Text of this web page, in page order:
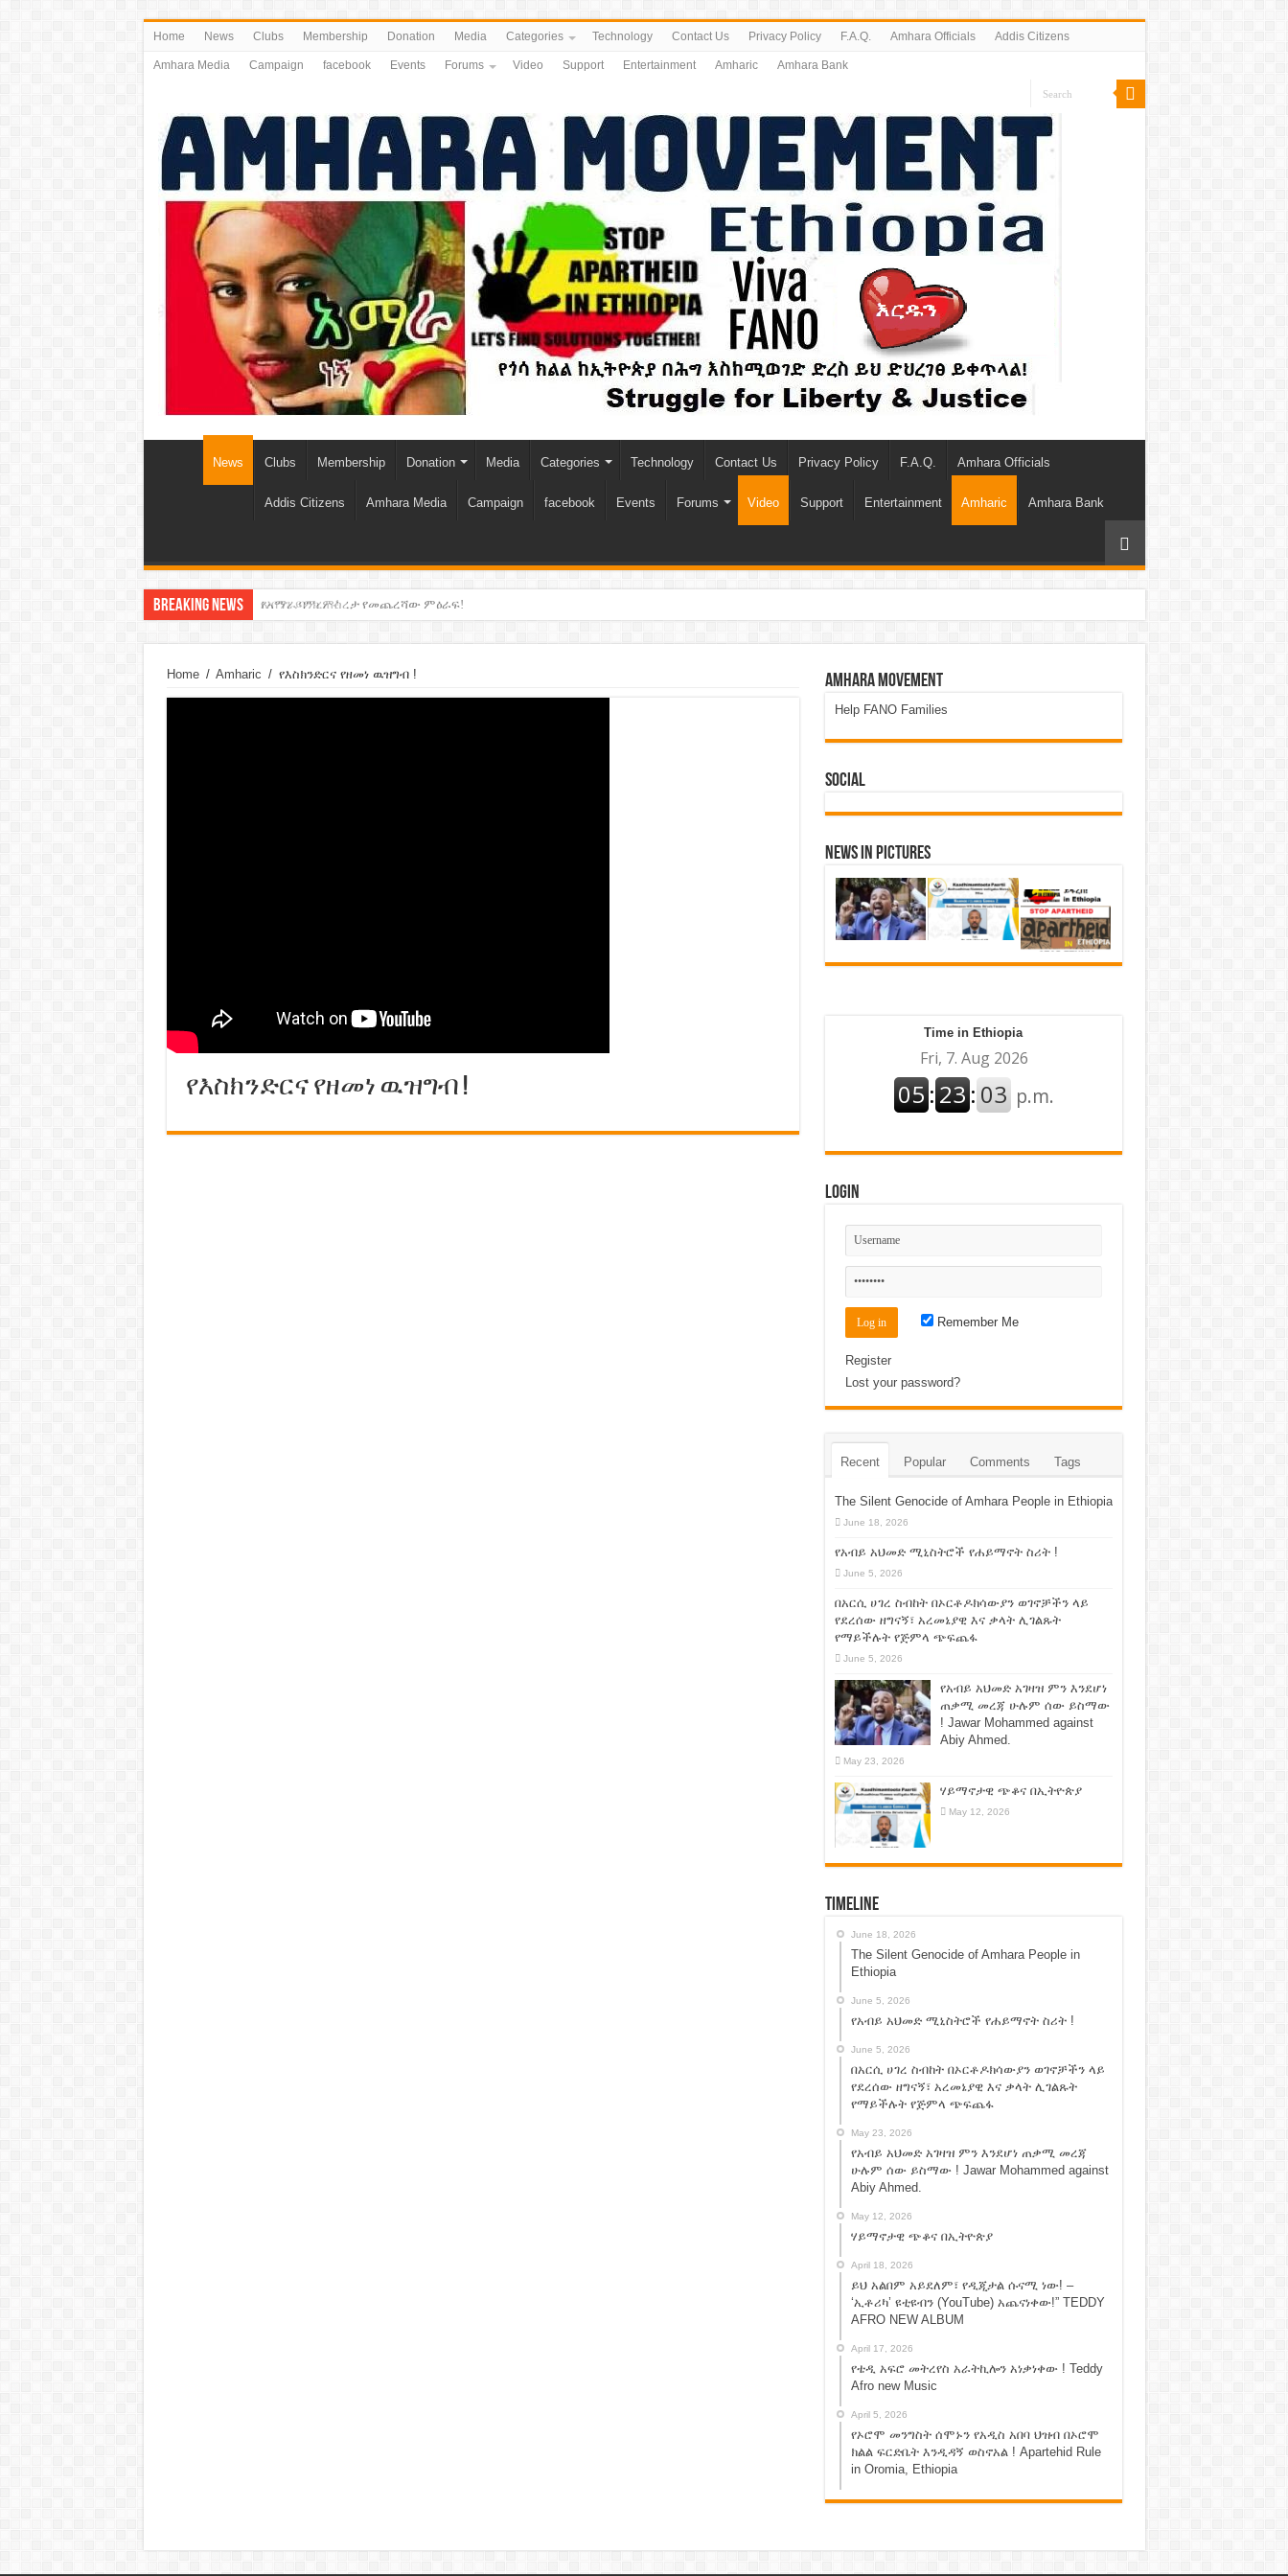
Home News Clubs Membership Donation Media Categories Technology Contact Us Privacy Policy F.A.Q. Amhara Officials Addis Citizens
Amhara Media Campaign facebook Events Forums Video Support Entertainment Amharic Amhara Bank
News Clubs Membership Donation Media Categories Technology Contact Us Privacy Policy F.A.Q. Amhara Officials
Addis Citizens Amhara Media Campaign facebook Events Forums Video Support Entertainment Amharic Amhara Bank
Breaking News አብንን ይምረጡ!
የአማራ ባንክ ምስረታ የመጨረሻው ምዕራፍ!
Home / Amharic / የእስክንድርና የዘመነ ዉዝግብ !
የእስክንድርና የዘመነ ዉዝግብ !
Amhara Movement
Help FANO Families
Social
News in Pictures
Time in Ethiopia
Login
Remember Me
Register
Lost your password?
Recent Popular Comments Tags
The Silent Genocide of Amhara People in Ethiopia
June 18, 2026
የአብይ አህመድ ሚኒስትሮች የሐይማኖት ስሪት !
June 5, 2026
በአርሲ ሀገረ ስብከት በኦርቶዶክሳውያን ወገኖቻችን ላይ
የደረሰው ዘግናኝ፣ አረመኔያዊ እና ቃላት ሊገልጹት
የማይችሉት የጅምላ ጭፍጨፋ
June 5, 2026
የአብይ አህመድ አገዛዝ ምን እንደሆነ
ጠቃሚ መረጃ ሁሉም ሰው ይስማው
! Jawar Mohammed against
Abiy Ahmed.
May 23, 2026
ሃይማኖታዊ ጭቆና በኢትዮጵያ
May 12, 2026
Timeline
June 18, 2026
The Silent Genocide of Amhara People in
Ethiopia
June 5, 2026
የአብይ አህመድ ሚኒስትሮች የሐይማኖት ስሪት !
June 5, 2026
በአርሲ ሀገረ ስብከት በኦርቶዶክሳውያን ወገኖቻችን ላይ
የደረሰው ዘግናኝ፣ አረመኔያዊ እና ቃላት ሊገልጹት
የማይችሉት የጅምላ ጭፍጨፋ
May 23, 2026
የአብይ አህመድ አገዛዝ ምን እንደሆነ ጠቃሚ መረጃ
ሁሉም ሰው ይስማው ! Jawar Mohammed against
Abiy Ahmed.
May 12, 2026
ሃይማኖታዊ ጭቆና በኢትዮጵያ
April 18, 2026
ይህ አልበም አይደለም፣ የዲጂታል ሱናሚ ነው! –
‘ኢቶሪካ’ ዩቲዩብን (YouTube) አጨናነቀው!” TEDDY
AFRO NEW ALBUM
April 17, 2026
የቴዲ አፍሮ መትረየስ አራትኪሎን አነቃነቀው ! Teddy
Afro new Music
April 5, 2026
የኦሮሞ መንግስት ሰሞኑን የአዲስ አበባ ህዝብ በኦሮሞ
ክልል ፍርድቤት እንዲዳኝ ወስኖአል ! Apartehid Rule
in Oromia, Ethiopia